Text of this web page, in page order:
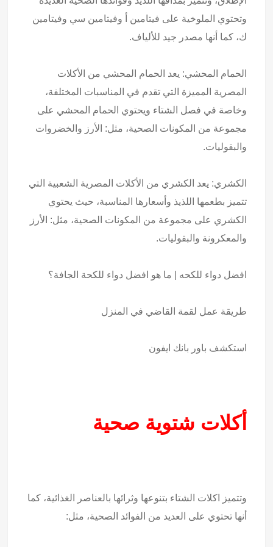
وتحتوي الملوخية على فيتامين أ وفيتامين سي وفيتامين
ك، كما أنها مصدر جيد للألياف.
الحمام المحشي: يعد الحمام المحشي من الأكلات
المصرية المميزة التي تقدم في المناسبات المختلفة،
وخاصة في فصل الشتاء ويحتوي الحمام المحشي على
مجموعة من المكونات الصحية، مثل: الأرز والخضروات
والبقوليات.
الكشري: يعد الكشري من الأكلات المصرية الشعبية التي
تتميز بطعمها اللذيذ وأسعارها المناسبة، حيث يحتوي
الكشري على مجموعة من المكونات الصحية، مثل: الأرز
والمعكرونة والبقوليات.
افضل دواء للكحه | ما هو افضل دواء للكحة الجافة؟
طريقة عمل لقمة القاضي في المنزل
استكشف باور بانك ايفون
أكلات شتوية صحية
وتتميز اكلات الشتاء بتنوعها وثرائها بالعناصر الغذائية، كما
أنها تحتوي على العديد من الفوائد الصحية، مثل: